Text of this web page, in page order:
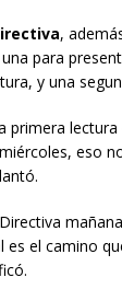
,
para
y una
primera
eso
el camino